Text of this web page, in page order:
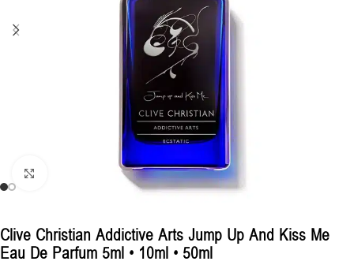
Clive Christian Addictive Arts Jump Up And Kiss Me
Eau De Parfum 5ml • 10ml • 50ml